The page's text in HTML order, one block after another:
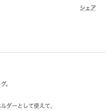
。
ダーとして使えて、
シェア